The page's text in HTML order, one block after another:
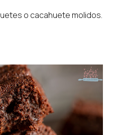
o cacahuete molidos.